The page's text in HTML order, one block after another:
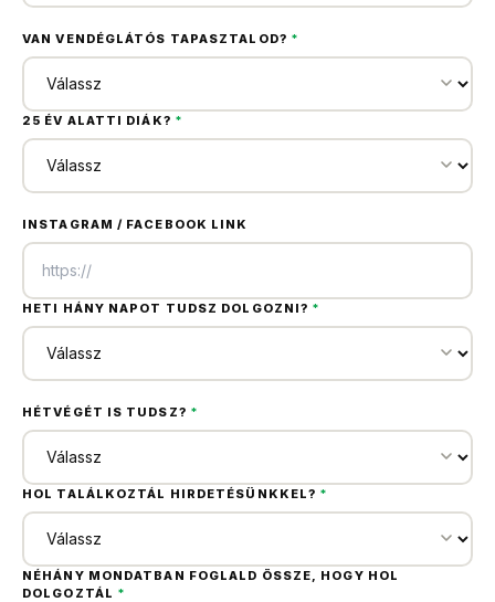
VAN VENDÉGLÁTÓS TAPASZTALOD? *
25 ÉV ALATTI DIÁK? *
INSTAGRAM / FACEBOOK LINK
HETI HÁNY NAPOT TUDSZ DOLGOZNI? *
HÉTVÉGÉT IS TUDSZ? *
HOL TALÁLKOZTÁL HIRDETÉSÜNKKEL? *
NÉHÁNY MONDATBAN FOGLALD ÖSSZE, HOGY HOL
DOLGOZTÁL *